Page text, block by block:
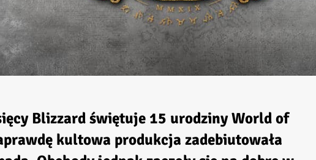
Blizzard świętuje 15 urodziny World of
kultowa produkcja zadebiutowała